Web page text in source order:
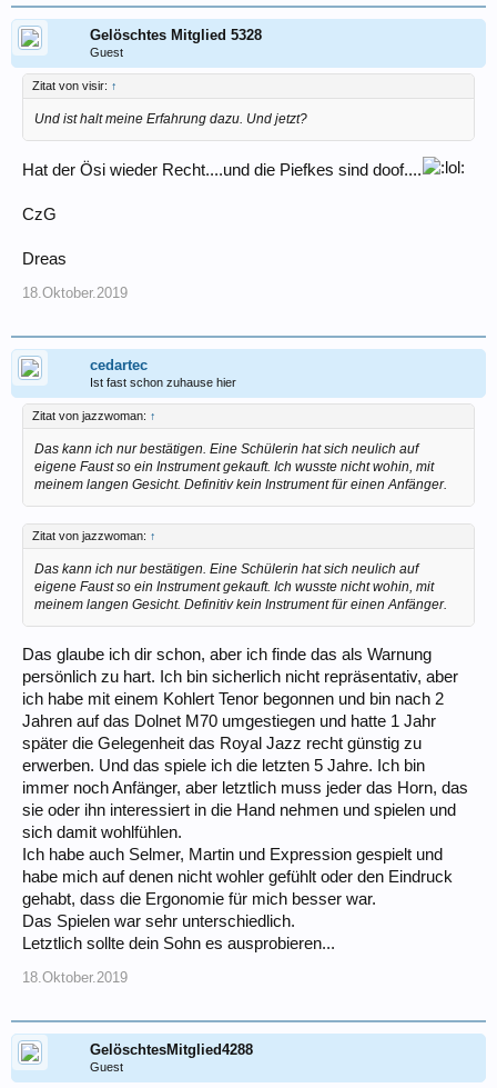
Gelöschtes Mitglied 5328
Guest
Zitat von visir: ↑
Und ist halt meine Erfahrung dazu. Und jetzt?
Hat der Ösi wieder Recht....und die Piefkes sind doof....
CzG
Dreas
18.Oktober.2019
cedartec
Ist fast schon zuhause hier
Zitat von jazzwoman: ↑
Das kann ich nur bestätigen. Eine Schülerin hat sich neulich auf
eigene Faust so ein Instrument gekauft. Ich wusste nicht wohin, mit
meinem langen Gesicht. Definitiv kein Instrument für einen Anfänger.
Zitat von jazzwoman: ↑
Das kann ich nur bestätigen. Eine Schülerin hat sich neulich auf
eigene Faust so ein Instrument gekauft. Ich wusste nicht wohin, mit
meinem langen Gesicht. Definitiv kein Instrument für einen Anfänger.
Das glaube ich dir schon, aber ich finde das als Warnung
persönlich zu hart. Ich bin sicherlich nicht repräsentativ, aber
ich habe mit einem Kohlert Tenor begonnen und bin nach 2
Jahren auf das Dolnet M70 umgestiegen und hatte 1 Jahr
später die Gelegenheit das Royal Jazz recht günstig zu
erwerben. Und das spiele ich die letzten 5 Jahre. Ich bin
immer noch Anfänger, aber letztlich muss jeder das Horn, das
sie oder ihn interessiert in die Hand nehmen und spielen und
sich damit wohlfühlen.
Ich habe auch Selmer, Martin und Expression gespielt und
habe mich auf denen nicht wohler gefühlt oder den Eindruck
gehabt, dass die Ergonomie für mich besser war.
Das Spielen war sehr unterschiedlich.
Letztlich sollte dein Sohn es ausprobieren...
18.Oktober.2019
GelöschtesMitglied4288
Guest